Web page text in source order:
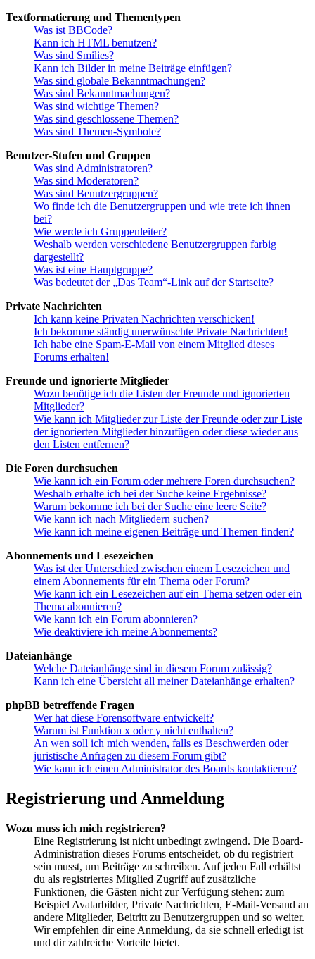
Textformatierung und Thementypen
Was ist BBCode?
Kann ich HTML benutzen?
Was sind Smilies?
Kann ich Bilder in meine Beiträge einfügen?
Was sind globale Bekanntmachungen?
Was sind Bekanntmachungen?
Was sind wichtige Themen?
Was sind geschlossene Themen?
Was sind Themen-Symbole?
Benutzer-Stufen und Gruppen
Was sind Administratoren?
Was sind Moderatoren?
Was sind Benutzergruppen?
Wo finde ich die Benutzergruppen und wie trete ich ihnen
bei?
Wie werde ich Gruppenleiter?
Weshalb werden verschiedene Benutzergruppen farbig
dargestellt?
Was ist eine Hauptgruppe?
Was bedeutet der „Das Team“-Link auf der Startseite?
Private Nachrichten
Ich kann keine Privaten Nachrichten verschicken!
Ich bekomme ständig unerwünschte Private Nachrichten!
Ich habe eine Spam-E-Mail von einem Mitglied dieses
Forums erhalten!
Freunde und ignorierte Mitglieder
Wozu benötige ich die Listen der Freunde und ignorierten
Mitglieder?
Wie kann ich Mitglieder zur Liste der Freunde oder zur Liste
der ignorierten Mitglieder hinzufügen oder diese wieder aus
den Listen entfernen?
Die Foren durchsuchen
Wie kann ich ein Forum oder mehrere Foren durchsuchen?
Weshalb erhalte ich bei der Suche keine Ergebnisse?
Warum bekomme ich bei der Suche eine leere Seite?
Wie kann ich nach Mitgliedern suchen?
Wie kann ich meine eigenen Beiträge und Themen finden?
Abonnements und Lesezeichen
Was ist der Unterschied zwischen einem Lesezeichen und
einem Abonnements für ein Thema oder Forum?
Wie kann ich ein Lesezeichen auf ein Thema setzen oder ein
Thema abonnieren?
Wie kann ich ein Forum abonnieren?
Wie deaktiviere ich meine Abonnements?
Dateianhänge
Welche Dateianhänge sind in diesem Forum zulässig?
Kann ich eine Übersicht all meiner Dateianhänge erhalten?
phpBB betreffende Fragen
Wer hat diese Forensoftware entwickelt?
Warum ist Funktion x oder y nicht enthalten?
An wen soll ich mich wenden, falls es Beschwerden oder
juristische Anfragen zu diesem Forum gibt?
Wie kann ich einen Administrator des Boards kontaktieren?
Registrierung und Anmeldung
Wozu muss ich mich registrieren?
Eine Registrierung ist nicht unbedingt zwingend. Die Board-
Administration dieses Forums entscheidet, ob du registriert
sein musst, um Beiträge zu schreiben. Auf jeden Fall erhältst
du als registriertes Mitglied Zugriff auf zusätzliche
Funktionen, die Gästen nicht zur Verfügung stehen: zum
Beispiel Avatarbilder, Private Nachrichten, E-Mail-Versand an
andere Mitglieder, Beitritt zu Benutzergruppen und so weiter.
Wir empfehlen dir eine Anmeldung, da sie schnell erledigt ist
und dir zahlreiche Vorteile bietet.